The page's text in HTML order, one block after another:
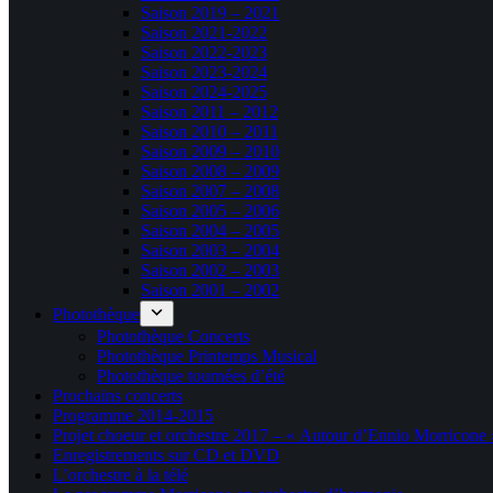
Saison 2019 – 2021
Saison 2021-2022
Saison 2022-2023
Saison 2023-2024
Saison 2024-2025
Saison 2011 – 2012
Saison 2010 – 2011
Saison 2009 – 2010
Saison 2008 – 2009
Saison 2007 – 2008
Saison 2005 – 2006
Saison 2004 – 2005
Saison 2003 – 2004
Saison 2002 – 2003
Saison 2001 – 2002
Photothèque
Photothèque Concerts
Photothèque Printemps Musical
Photothèque tournées d’été
Prochains concerts
Programme 2014-2015
Projet choeur et orchestre 2017 – « Autour d’Ennio Morricone
Enregistrements sur CD et DVD
L’orchestre à la télé